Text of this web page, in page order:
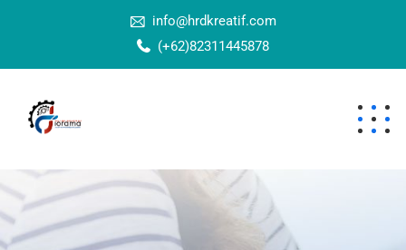
info@hrdkreatif.com
(+62)82311445878